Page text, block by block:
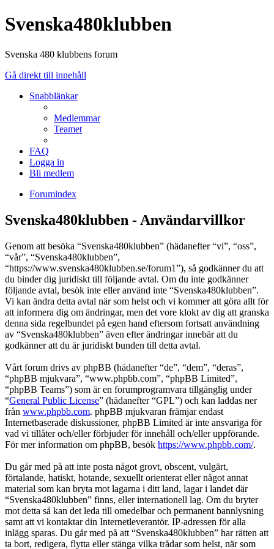
Svenska480klubben
Svenska 480 klubbens forum
Gå direkt till innehåll
Snabblänkar
Medlemmar
Teamet
FAQ
Logga in
Bli medlem
Forumindex
Svenska480klubben - Användarvillkor
Genom att besöka “Svenska480klubben” (hädanefter “vi”, “oss”,
“vår”, “Svenska480klubben”,
“https://www.svenska480klubben.se/forum1”), så godkänner du att
du binder dig juridiskt till följande avtal. Om du inte godkänner
följande avtal, besök inte eller använd inte “Svenska480klubben”.
Vi kan ändra detta avtal när som helst och vi kommer att göra allt för
att informera dig om ändringar, men det vore klokt av dig att granska
denna sida regelbundet på egen hand eftersom fortsatt användning
av “Svenska480klubben” även efter ändringar innebär att du
godkänner att du är juridiskt bunden till detta avtal.
Vårt forum drivs av phpBB (hädanefter “de”, “dem”, “deras”,
“phpBB mjukvara”, “www.phpbb.com”, “phpBB Limited”,
“phpBB Teams”) som är en forumprogramvara tillgänglig under
“General Public License” (hädanefter “GPL”) och kan laddas ner
från www.phpbb.com. phpBB mjukvaran främjar endast
Internetbaserade diskussioner, phpBB Limited är inte ansvariga för
vad vi tillåter och/eller förbjuder för innehåll och/eller uppförande.
För mer information om phpBB, besök https://www.phpbb.com/.
Du går med på att inte posta något grovt, obscent, vulgärt,
förtalande, hatiskt, hotande, sexuellt orienterat eller något annat
material som kan bryta mot lagarna i ditt land, lagar i landet där
“Svenska480klubben” finns, eller internationell lag. Om du bryter
mot detta så kan det leda till omedelbar och permanent bannlysning
samt att vi kontaktar din Internetleverantör. IP-adressen för alla
inlägg sparas. Du går med på att “Svenska480klubben” har rätten att
ta bort, redigera, flytta eller stänga vilka trådar som helst, när som